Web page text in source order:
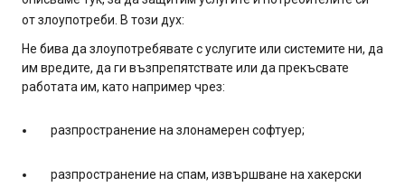
от злоупотреби. В този дух:
Не бива да злоупотребявате с услугите или системите ни, да
им вредите, да ги възпрепятствате или да прекъсвате
работата им, като например чрез:
разпространение на злонамерен софтуер;
разпространение на спам, извършване на хакерски